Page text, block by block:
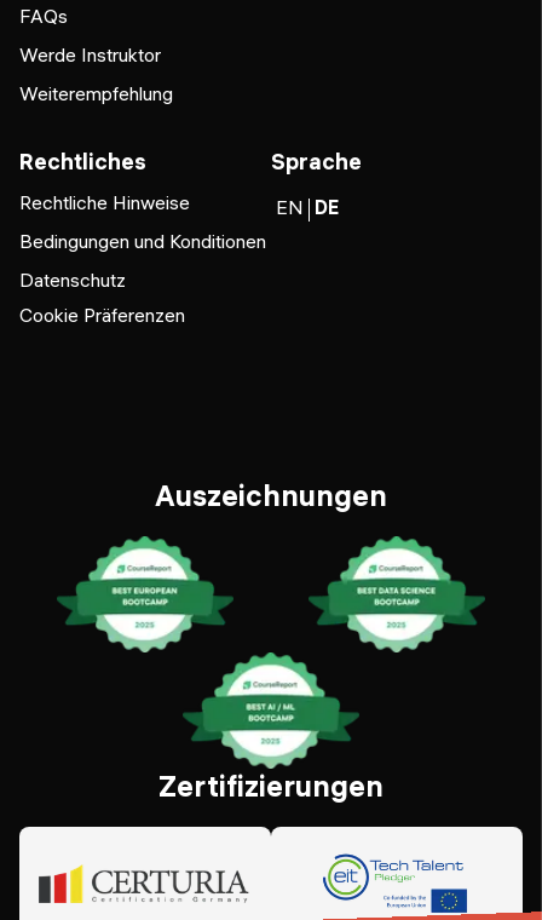
FAQs
Werde Instruktor
Weiterempfehlung
Rechtliches
Rechtliche Hinweise
Bedingungen und Konditionen
Datenschutz
Cookie Präferenzen
Sprache
EN DE
Auszeichnungen
Zertifizierungen